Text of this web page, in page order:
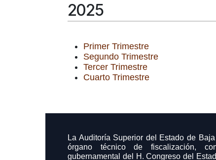
2025
Primer Trimestre
Segundo Trimestre
Tercer Trimestre
Cuarto Trimestre
La Auditoría Superior del Estado de
órgano técnico de fiscalización,
gubernamental del H. Congreso del